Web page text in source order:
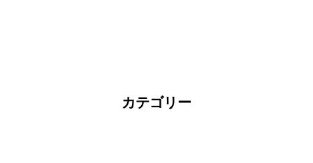
カテゴリー